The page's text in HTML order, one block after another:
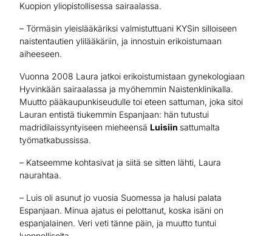
Kuopion yliopistollisessa sairaalassa.
– Törmäsin yleislääkäriksi valmistuttuani KYSin silloiseen
naistentautien ylilääkäriin, ja innostuin erikoistumaan
aiheeseen.
Vuonna 2008 Laura jatkoi erikoistumistaan gynekologiaan
Hyvinkään sairaalassa ja myöhemmin Naistenklinikalla.
Muutto pääkaupunkiseudulle toi eteen sattuman, joka sitoi
Lauran entistä tiukemmin Espanjaan: hän tutustui
madridilaissyntyiseen mieheensä Luisiin sattumalta
työmatkabussissa.
– Katseemme kohtasivat ja siitä se sitten lähti, Laura
naurahtaa.
– Luis oli asunut jo vuosia Suomessa ja halusi palata
Espanjaan. Minua ajatus ei pelottanut, koska isäni on
espanjalainen. Veri veti tänne päin, ja muutto tuntui